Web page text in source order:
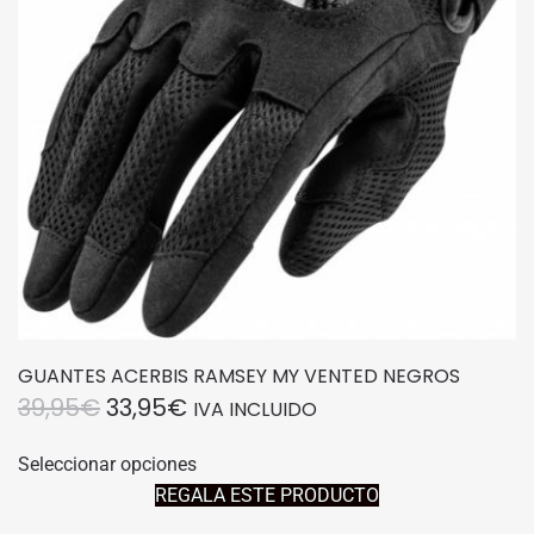
elegir
en
la
página
de
producto
GUANTES ACERBIS RAMSEY MY VENTED NEGROS
39,95€EL
ORIGINAL
33,95€EL
ACTUAL
ES:
IVA INCLUIDO
Seleccionar opcionesproducto
tiene
REGALA ESTE PRODUCTO